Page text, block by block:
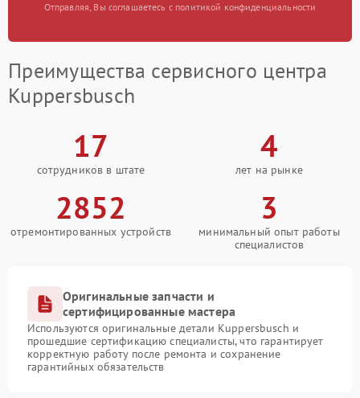
Отправляя, Вы соглашаетесь с политикой конфиденциальности
Преимущества сервисного центра
Kuppersbusch
17
сотрудников в штате
4
лет на рынке
2852
отремонтированных устройств
3
минимальный опыт работы
специалистов
Оригинальные запчасти и
сертифицированные мастера
Используются оригинальные детали Kuppersbusch и
прошедшие сертификацию специалисты, что гарантирует
корректную работу после ремонта и сохранение
гарантийных обязательств